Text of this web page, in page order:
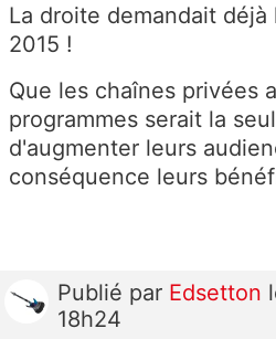
La droite demandait
2015 !
Que les chaînes privées
programmes serait la
d'augmenter leurs
conséquence leurs
Publié par Edsetton
18h24